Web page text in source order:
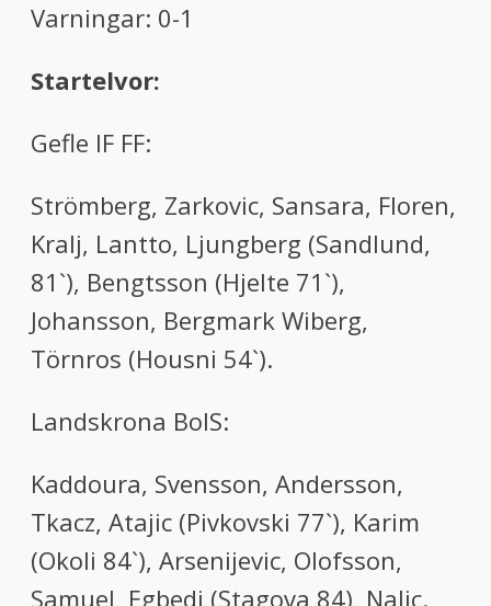
Varningar: 0-1
Startelvor:
Gefle IF FF:
Strömberg, Zarkovic, Sansara, Floren,
Kralj, Lantto, Ljungberg (Sandlund,
81`), Bengtsson (Hjelte 71`),
Johansson, Bergmark Wiberg,
Törnros (Housni 54`).
Landskrona BoIS:
Kaddoura, Svensson, Andersson,
Tkacz, Atajic (Pivkovski 77`), Karim
(Okoli 84`), Arsenijevic, Olofsson,
Samuel, Egbedi (Stagova 84), Nalic.